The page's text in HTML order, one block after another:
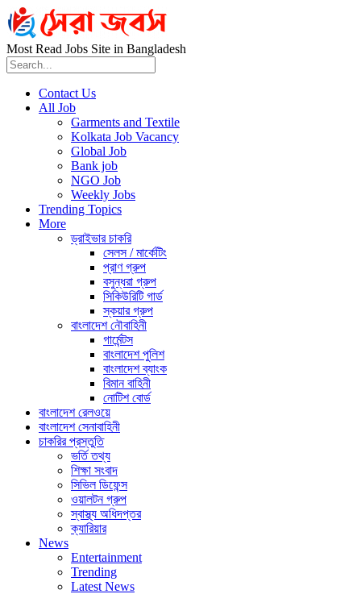
Most Read Jobs Site in Bangladesh
Contact Us
All Job
Garments and Textile
Kolkata Job Vacancy
Global Job
Bank job
NGO Job
Weekly Jobs
Trending Topics
More
ড্রাইভার চাকরি
সেলস / মার্কেটিং
প্রাণ গ্রুপ
বসুন্ধরা গ্রুপ
সিকিউরিটি গার্ড
স্কয়ার গ্রুপ
বাংলাদেশ নৌবাহিনী
গার্মেন্টস
বাংলাদেশ পুলিশ
বাংলাদেশ ব্যাংক
বিমান বাহিনী
নোটিশ বোর্ড
বাংলাদেশ রেলওয়ে
বাংলাদেশ সেনাবাহিনী
চাকরির প্রস্তুতি
ভর্তি তথ্য
শিক্ষা সংবাদ
সিভিল ডিফেন্স
ওয়ালটন গ্রুপ
স্বাস্থ্য অধিদপ্তর
ক্যারিয়ার
News
Entertainment
Trending
Latest News